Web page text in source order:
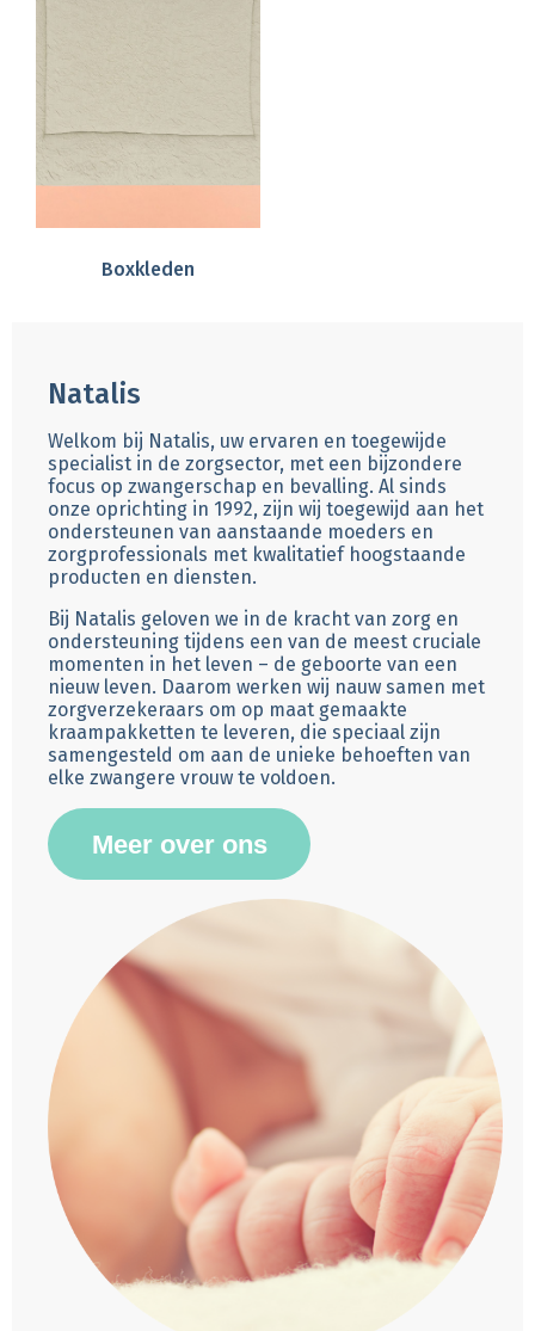
Boxkleden
Natalis
Welkom bij Natalis, uw ervaren en toegewijde
specialist in de zorgsector, met een bijzondere
focus op zwangerschap en bevalling. Al sinds
onze oprichting in 1992, zijn wij toegewijd aan het
ondersteunen van aanstaande moeders en
zorgprofessionals met kwalitatief hoogstaande
producten en diensten.
Bij Natalis geloven we in de kracht van zorg en
ondersteuning tijdens een van de meest cruciale
momenten in het leven – de geboorte van een
nieuw leven. Daarom werken wij nauw samen met
zorgverzekeraars om op maat gemaakte
kraampakketten te leveren, die speciaal zijn
samengesteld om aan de unieke behoeften van
elke zwangere vrouw te voldoen.
Meer over ons